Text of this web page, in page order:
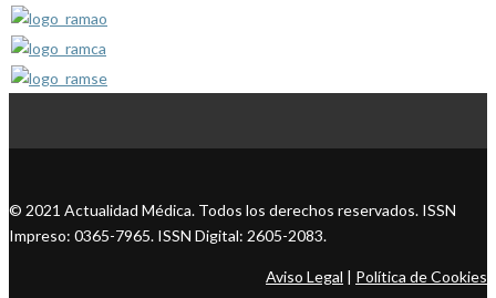
© 2021 Actualidad Médica. Todos los derechos reservados. ISSN
Impreso: 0365-7965. ISSN Digital: 2605-2083.
Aviso Legal | Política de Cookies